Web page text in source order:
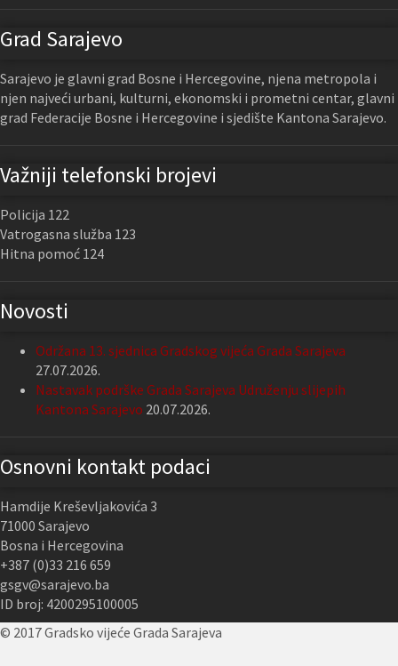
Grad Sarajevo
Sarajevo je glavni grad Bosne i Hercegovine, njena metropola i
njen najveći urbani, kulturni, ekonomski i prometni centar, glavni
grad Federacije Bosne i Hercegovine i sjedište Kantona Sarajevo.
Važniji telefonski brojevi
Policija 122
Vatrogasna služba 123
Hitna pomoć 124
Novosti
Održana 13. sjednica Gradskog vijeća Grada Sarajeva
27.07.2026.
Nastavak podrške Grada Sarajeva Udruženju slijepih
Kantona Sarajevo 20.07.2026.
Osnovni kontakt podaci
Hamdije Kreševljakovića 3
71000 Sarajevo
Bosna i Hercegovina
+387 (0)33 216 659
gsgv@sarajevo.ba
ID broj: 4200295100005
© 2017 Gradsko vijeće Grada Sarajeva